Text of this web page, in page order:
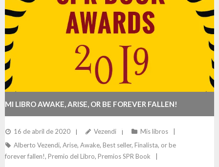
MI LIBRO AWAKE, ARISE, OR BE FOREVER FALLEN!
FINALISTA EN LOS SPR BOOK AWARDS 2019
16 de abril de 2020 Vezendi
Mis libros
Alberto Vezendi, Arise, Awake, Best seller, Finalista, or be
forever fallen!, Premio del Libro, Premios SPR Book